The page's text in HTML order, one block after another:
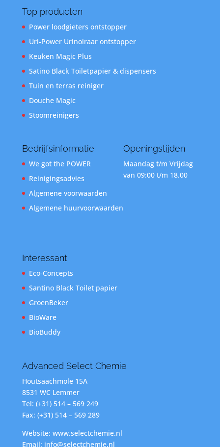
Top producten
Power loodgieters ontstopper
Uri-Power Urinoiraar ontstopper
Keuken Magic Plus
Satino Black Toiletpapier & dispensers
Tuin en terras reiniger
Douche Magic
Stoomreinigers
Bedrijfsinformatie
We got the POWER
Reinigingsadvies
Algemene voorwaarden
Algemene huurvoorwaarden
Openingstijden
Maandag t/m Vrijdag
van 09:00 t/m 18.00
Interessant
Eco-Concepts
Santino Black Toilet papier
GroenBeker
BioWare
BioBuddy
Advanced Select Chemie
Houtsaachmole 15A
8531 WC Lemmer
Tel: (+31) 514 – 569 249
Fax: (+31) 514 – 569 289
Website: www.selectchemie.nl
Email: info@selectchemie.nl